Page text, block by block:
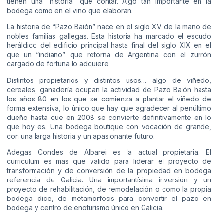
bodega como en el vino que elaboran.
La historia de “Pazo Baión” nace en el siglo XV de la mano de
nobles familias gallegas. Esta historia ha marcado el escudo
heráldico del edificio principal hasta final del siglo XIX en el
que un “indiano” que retorna de Argentina con el zurrón
cargado de fortuna lo adquiere.
Distintos propietarios y distintos usos… algo de viñedo,
cereales, ganadería ocupan la actividad de Pazo Baión hasta
los años 80 en los que se comienza a plantar el viñedo de
forma extensiva, lo único que hay que agradecer al penúltimo
dueño hasta que en 2008 se convierte definitivamente en lo
que hoy es. Una bodega boutique con vocación de grande,
con una larga historia y un apasionante futuro.
Adegas Condes de Albarei es la actual propietaria. El
currículum es más que válido para liderar el proyecto de
transformación y de conversión de la propiedad en bodega
referencia de Galicia. Una importantísima inversión y un
proyecto de rehabilitación, de remodelación o como la propia
bodega dice, de metamorfosis para convertir el pazo en
bodega y centro de enoturismo único en Galicia.